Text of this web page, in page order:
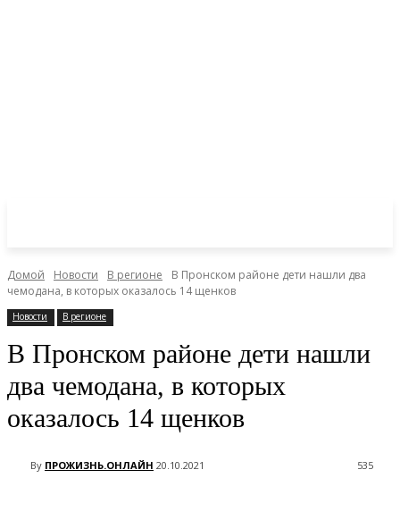
Домой Новости В регионе
В Пронском районе дети нашли два
чемодана, в которых оказалось 14 щенков
Новости В регионе
В Пронском районе дети нашли
два чемодана, в которых
оказалось 14 щенков
By ПРОЖИЗНЬ.ОНЛАЙН 20.10.2021 535